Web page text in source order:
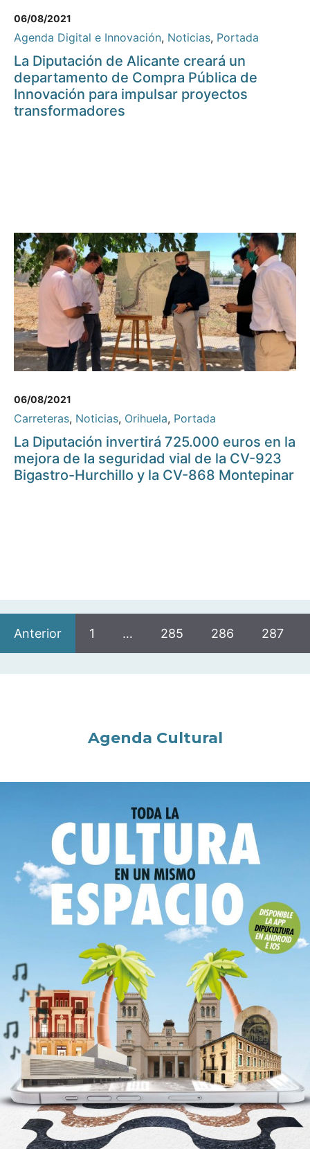
06/08/2021
Agenda Digital e Innovación, Noticias, Portada
La Diputación de Alicante creará un
departamento de Compra Pública de
Innovación para impulsar proyectos
transformadores
06/08/2021
Carreteras, Noticias, Orihuela, Portada
La Diputación invertirá 725.000 euros en la
mejora de la seguridad vial de la CV-923
Bigastro-Hurchillo y la CV-868 Montepinar
Anterior 1 … 285 286 287
Agenda Cultural